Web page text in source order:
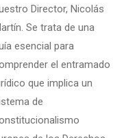
Director, Nicolás
Se trata de una
esencial para
el entramado
que implica un
de